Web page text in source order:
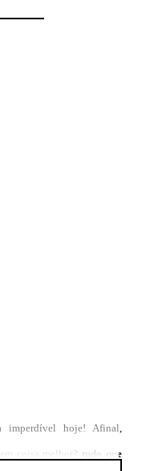
imperdível hoje! Afinal,
coisa melhor? tudo que